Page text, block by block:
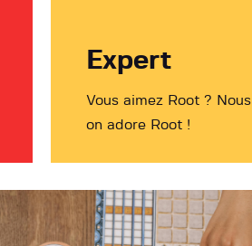
Expert
Vous aimez Root ? Nous
on adore Root !